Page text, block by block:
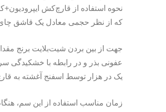
نحوه استفاده از قارچ‌کش
که از نظر حجمی معادل یک قاشق
جهت از بین بردن شیت‌بلایت برنج
عفونی بذر و در رابطه با خشکیدگی
یک در هزار توسط اسفنج آغشته به
زمان مناسب استفاده از این سم،